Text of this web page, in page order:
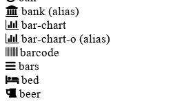
bank (alias)
bar-chart
bar-chart-o (alias)
barcode
bars
bed
beer